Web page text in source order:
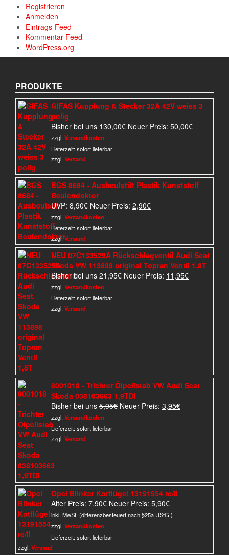
Registrieren
Anmelden
Eintrags-Feed
Kommentar-Feed
WordPress.org
PRODUKTE
GIFAS Kupplung & Stecker 32A 42V weiss 3
polig
Bisher bei uns 130,00€ Ursprünglicher
Neuer Preis: 50,00€Aktueller
zzgl. Versandkosten
Lieferzeit:sofort lieferbar
zzgl. Versand
BGS 8684 - Ausbeulstift Plastik Kunststoff
Beulendoktor
UVP: 8,90€ Ursprünglicher
Preis
war:
Neuer Preis: 2,90€Aktueller
zzgl. Versandkosten
Lieferzeit:sofort lieferbar
zzgl.Versand
NEU 07C133529A Rückschlagventil Audi Seat
Skoda VW 113898 original Topran Ventil 1,8T
Bisher bei uns 21,95€ Ursprünglicher
Neuer Preis: 11,95€Aktueller
zzgl. Versandkosten
Lieferzeit:sofort lieferbar
zzgl. Versand
8001018 - Trichter Ölpeilstab VW Audi Seat
Skoda 038103663 1,9TDI
Bisher bei uns 5,95€ Ursprünglicher
Neuer Preis: 3,95€Aktueller
zzgl. Versandkosten
Lieferzeit:sofort lieferbar
zzgl. Versand
Opel Blinker Kotflügel 13191554 re/li
Alter Preis: 7,90€ Ursprünglicher
Preis
Neuer Preis: 5,90€Aktueller
Preis
inkl. MwSt. (differenzbesteuert nach §25a UStG.)
zzgl. Versandkosten
Lieferzeit:sofort lieferbar
zzgl. Versand